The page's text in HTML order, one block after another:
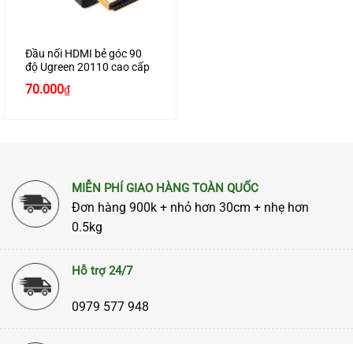
Đầu nối HDMI bẻ góc 90
độ Ugreen 20110 cao cấp
70.000₫
MIỄN PHÍ GIAO HÀNG TOÀN QUỐC
Đơn hàng 900k + nhỏ hơn 30cm + nhẹ hơn
0.5kg
Hỗ trợ 24/7
0979 577 948